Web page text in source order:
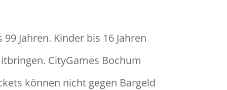
Jahren. Kinder bis 16 Jahren
CityGames Bochum
können nicht gegen Bargeld